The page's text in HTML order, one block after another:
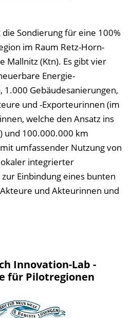
die Sondierung für eine 100%
im Raum Retz-Horn-
Mallnitz (Ktn). Es gibt vier
Energie-
1.000 Gebäudesanierungen,
und -Exporteurinnen (im
welche den Ansatz ins
und 100.000.000 km
umfassender Nutzung von
integrierter
Einbindung eines bunten
und Akteurinnen und
Innovation-Lab -
für Pilotregionen